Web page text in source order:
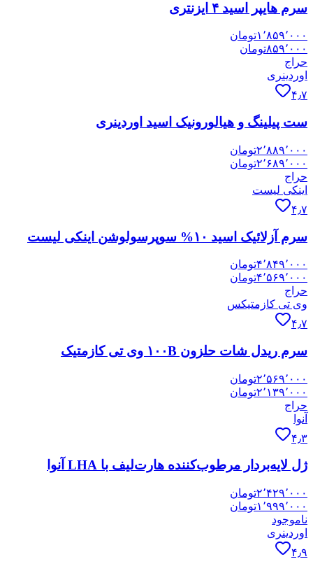
سرم هایپر اسید ۴ ایزنتری
۱٬۸۵۹٬۰۰۰تومان
۸۵۹٬۰۰۰تومان
حراج
اوردینری
۴٫۷
ست پیلینگ و هیالورونیک اسید اوردینری
۲٬۸۸۹٬۰۰۰تومان
۲٬۶۸۹٬۰۰۰تومان
حراج
اینکی لیست
۴٫۷
سرم آزلائیک اسید ۱۰% سوپرسولوشن اینکی لیست
۴٬۸۴۹٬۰۰۰تومان
۴٬۵۶۹٬۰۰۰تومان
حراج
وی تی کازمتیکس
۴٫۷
سرم ریدل شات حلزون ۱۰۰B وی تی کازمتیک
۲٬۵۶۹٬۰۰۰تومان
۲٬۱۳۹٬۰۰۰تومان
حراج
آنوا
۴٫۳
ژل لایه‌بردار مرطوب‌کننده هارت‌لیف با LHA آنوا
۲٬۴۲۹٬۰۰۰تومان
۱٬۹۹۹٬۰۰۰تومان
ناموجود
اوردینری
۴٫۹